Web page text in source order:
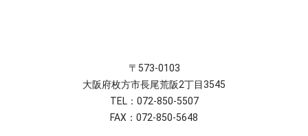
〒573-0103
大阪府枚方市長尾荒阪2丁目3545
TEL：072-850-5507
FAX：072-850-5648